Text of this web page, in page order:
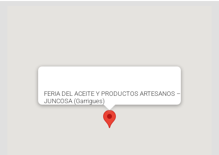
FERIA DEL ACEITE Y PRODUCTOS ARTESANOS –
JUNCOSA (Garrigues)